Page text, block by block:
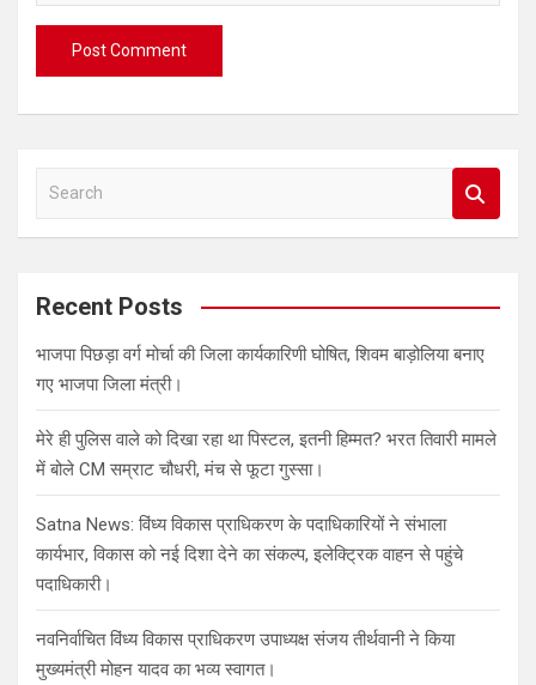
a
c
Recent Posts
भाजपा पिछड़ा वर्ग मोर्चा की जिला कार्यकारिणी घोषित, शिवम बाड़ोलिया बनाए
गए भाजपा जिला मंत्री।
मेरे ही पुलिस वाले को दिखा रहा था पिस्टल, इतनी हिम्मत? भरत तिवारी मामले
में बोले CM सम्राट चौधरी, मंच से फूटा गुस्सा।
Satna News: विंध्य विकास प्राधिकरण के पदाधिकारियों ने संभाला
कार्यभार, विकास को नई दिशा देने का संकल्प, इलेक्ट्रिक वाहन से पहुंचे
पदाधिकारी।
नवनिर्वाचित विंध्य विकास प्राधिकरण उपाध्यक्ष संजय तीर्थवानी ने किया
मुख्यमंत्री मोहन यादव का भव्य स्वागत।